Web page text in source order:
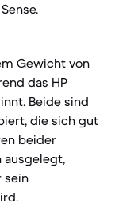
Gewicht von
das HP
Beide sind
die sich gut
beider
ausgelegt,
sein